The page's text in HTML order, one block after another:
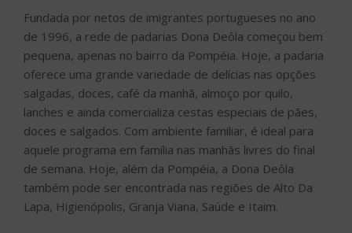
Fundada por netos de imigrantes portugueses no ano
de 1996, a rede de padarias Dona Deôla começou bem
pequena, apenas no bairro da Pompéia. Hoje, a padaria
oferece uma grande variedade de delícias nas opções
salgadas, doces, café da manhã, almoço por quilo,
lanches e ainda comercializa cestas especiais de pães,
doces e salgados. Com ambiente familiar, é ideal para
aquele programa em família nas manhãs livres do final
de semana. Hoje, além da Pompéia, a Dona Deôla
também pode ser encontrada nas regiões de Alto Da
Lapa, Higienópolis, Granja Viana, Saúde e Itaim.